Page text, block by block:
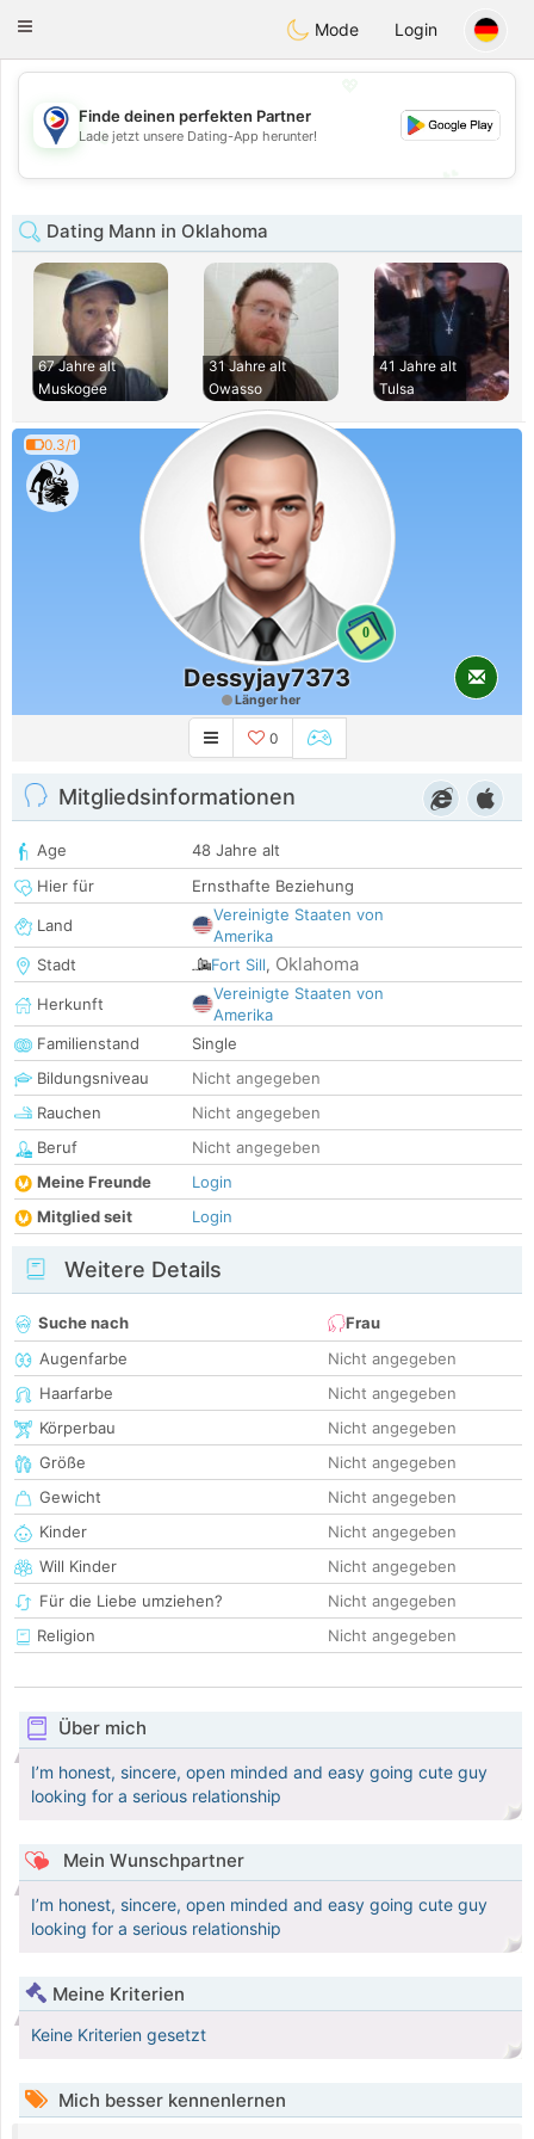
Philippines Chat
Toggle
Mode Login
💖
💕
Finde deinen perfekten Partner
Lade jetzt unsere Dating-App herunter!
Dating Mann in Oklahoma
67 Jahre alt
Muskogee
31 Jahre alt
Owasso
41 Jahre alt
Tulsa
0.3/1
0
Dessyjay7373
Länger her
0
Mitgliedsinformationen
Age
48 Jahre alt
Hier für
Ernsthafte Beziehung
Land
Vereinigte Staaten von
Amerika
Stadt
Fort Sill, Oklahoma
Herkunft
Vereinigte Staaten von
Amerika
Familienstand
Single
Bildungsniveau
Nicht angegeben
Rauchen
Nicht angegeben
Beruf
Nicht angegeben
Meine Freunde
Login
Mitglied seit
Login
Weitere Details
Suche nach
Frau
Augenfarbe
Nicht angegeben
Haarfarbe
Nicht angegeben
Körperbau
Nicht angegeben
Größe
Nicht angegeben
Gewicht
Nicht angegeben
Kinder
Nicht angegeben
Will Kinder
Nicht angegeben
Für die Liebe umziehen?
Nicht angegeben
Religion
Nicht angegeben
Über mich
I’m honest, sincere, open minded and easy going cute guy
looking for a serious relationship
Mein Wunschpartner
I’m honest, sincere, open minded and easy going cute guy
looking for a serious relationship
Meine Kriterien
Keine Kriterien gesetzt
Mich besser kennenlernen